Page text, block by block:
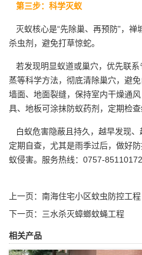
第三步：科学灭蚁
灭蚁核心是“先除巢、再预防”，禅
杀虫剂，避免打草惊蛇。
若发现明显蚁道或巢穴，优先联系
蒸等科学方法，彻底清除巢穴，避
墙面、地面裂缝，保持室内干燥通
具、地板可涂抹防蚁药剂，定期检查
白蚁危害隐蔽且持久，越早发现
定期自查，尤其是雨季过后，做好
蚁侵害。服务热线：0757-
上一页： 南海住宅小区蚊虫防控工程
下一页： 三水杀灭蟑螂蚊蝇工程
相关产品